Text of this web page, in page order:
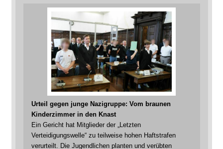
Urteil gegen junge Nazigruppe: Vom braunen
Kinderzimmer in den Knast
Ein Gericht hat Mitglieder der „Letzten
Verteidigungswelle“ zu teilweise hohen Haftstrafen
verurteilt. Die Jugendlichen planten und verübten